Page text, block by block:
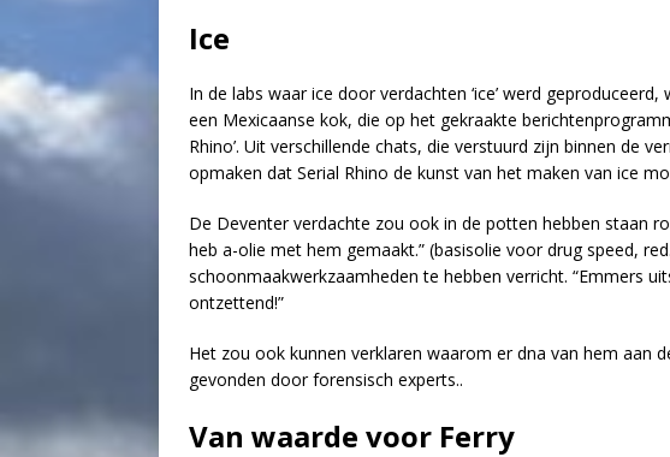
Ice
In de labs waar ice door verdachten ‘ice’ werd
een Mexicaanse kok, die op het gekraakte
Rhino’. Uit verschillende chats, die verstuurd zijn binnen de
opmaken dat Serial Rhino de kunst van het maken van ice
De Deventer verdachte zou ook in de potten hebben staan
heb a-olie met hem gemaakt.” (basisolie voor drug speed,
schoonmaakwerkzaamheden te hebben verricht. “Emmers
ontzettend!”
Het zou ook kunnen verklaren waarom er dna van hem aan
gevonden door forensisch experts..
Van waarde voor Ferry